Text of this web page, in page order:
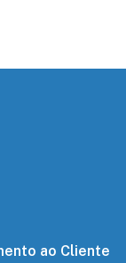
ao Cliente